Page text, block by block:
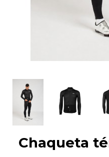
Chaqueta